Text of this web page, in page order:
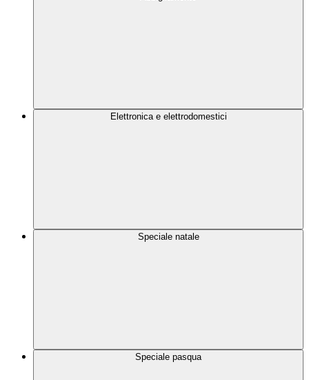
Elettronica e elettrodomestici
Speciale natale
Speciale pasqua